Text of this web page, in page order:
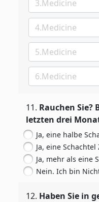
11. Rauchen Sie?
letzten drei
Ja, eine halbe
Ja, eine
Ja, mehr als eine
Nein. Ich bin
12. Haben Sie in